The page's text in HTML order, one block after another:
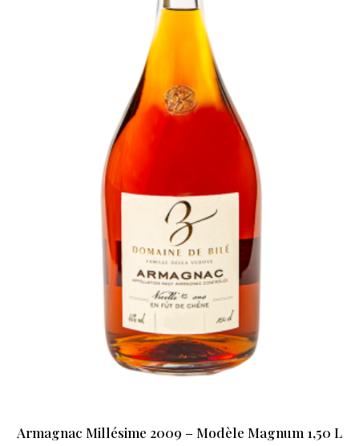
Armagnac Millésime 2009 – Modèle Magnum 1,50 L